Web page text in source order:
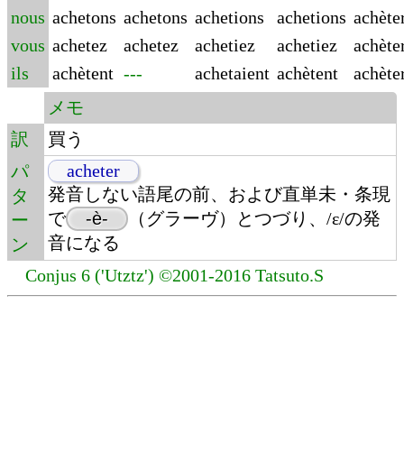
nous achetons achetons achetions achetions
vous achetez achetez achetiez achetiez
ils
achètent --- achetaient achètent
メモ
訳
買う
パ
タ
ー
ン
acheter
発音しない語尾の前、および直単未・条現
で
-è-
（グラーヴ）とつづり、/ɛ/の発
音になる
Conjus 6 ('Utztz') ©2001-2016 Tatsuto.S